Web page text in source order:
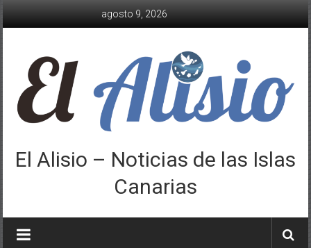
agosto 9, 2026
El Alisio – Noticias de las Islas
Canarias